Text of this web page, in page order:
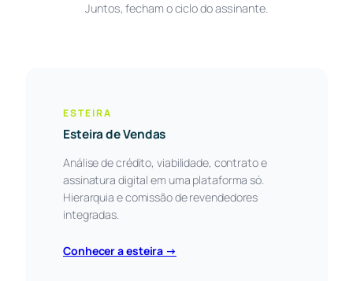
Juntos, fecham o ciclo do assinante.
ESTEIRA
Esteira de Vendas
Análise de crédito, viabilidade, contrato e
assinatura digital em uma plataforma só.
Hierarquia e comissão de revendedores
integradas.
Conhecer a esteira →